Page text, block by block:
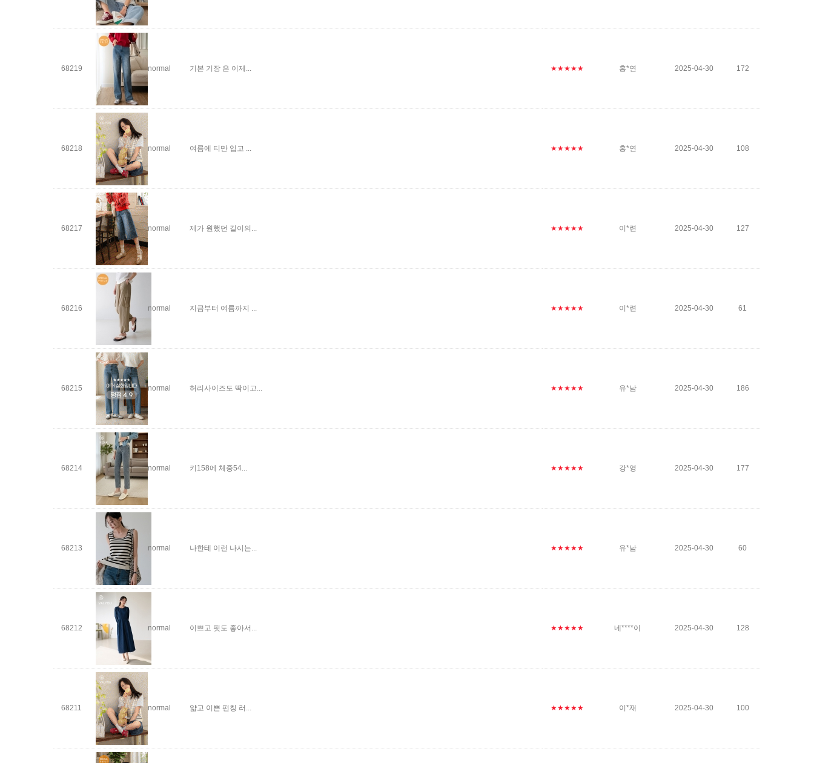
68219 normal 기본 기장 은 이제... ★★★★★ 홍*연 2025-04-30 172
68218 normal 여름에 티만 입고 ... ★★★★★ 홍*연 2025-04-30 108
68217 normal 제가 원했던 길이의... ★★★★★ 이*련 2025-04-30 127
68216 normal 지금부터 여름까지 ... ★★★★★ 이*련 2025-04-30 61
68215 normal 허리사이즈도 딱이고... ★★★★★ 유*남 2025-04-30 186
68214 normal 키158에 체중54... ★★★★★ 강*영 2025-04-30 177
68213 normal 나한테 이런 나시는... ★★★★★ 유*남 2025-04-30 60
68212 normal 이쁘고 핏도 좋아서... ★★★★★ 네****이 2025-04-30 128
68211 normal 얇고 이쁜 펀칭 러... ★★★★★ 이*재 2025-04-30 100